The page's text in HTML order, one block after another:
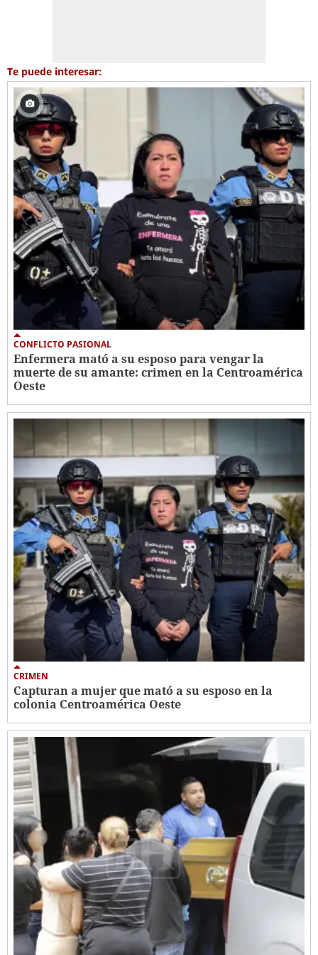
Te puede interesar:
CONFLICTO PASIONAL
Enfermera mató a su esposo para vengar la
muerte de su amante: crimen en la Centroamérica
Oeste
CRIMEN
Capturan a mujer que mató a su esposo en la
colonia Centroamérica Oeste